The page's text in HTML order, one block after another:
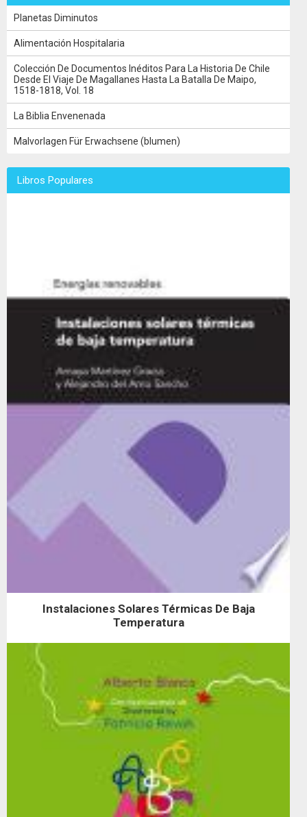
Planetas Diminutos
Alimentación Hospitalaria
Colección De Documentos Inéditos Para La Historia De Chile
Desde El Viaje De Magallanes Hasta La Batalla De Maipo,
1518-1818, Vol. 18
La Biblia Envenenada
Malvorlagen Für Erwachsene (blumen)
Libros Populares
Instalaciones Solares Térmicas De Baja
Temperatura